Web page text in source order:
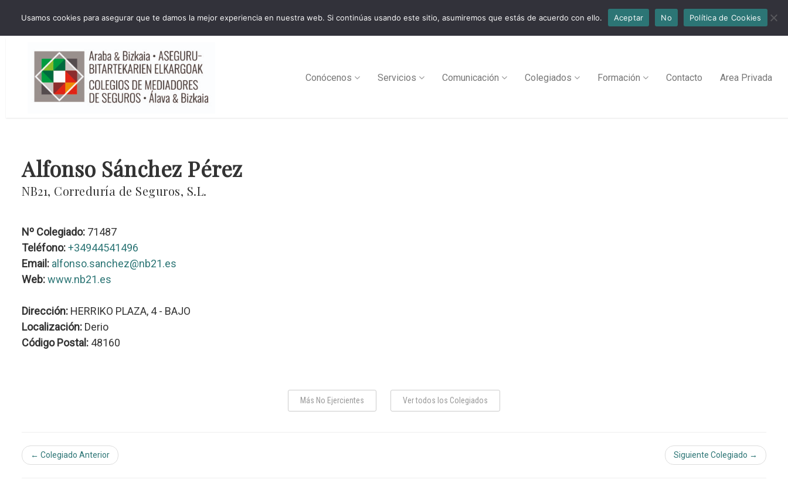
administracion@cmsab.eus 94.442.43.43 Móvil y Whatsapp 688.889.170
Conócenos Servicios Comunicación Colegiados Formación Contacto Area Privada
Alfonso Sánchez Pérez
NB21, Correduría de Seguros, S.L.
Nº Colegiado: 71487
Teléfono:+34944541496
Email: alfonso.sanchez@nb21.es
Web:www.nb21.es
Dirección: HERRIKO PLAZA, 4 - BAJO
Localización: Derio
Código Postal: 48160
Más No Ejercientes Ver todos los Colegiados
← Colegiado Anterior Siguiente Colegiado →
Usamos cookies para asegurar que te damos la mejor experiencia en nuestra web. Si continúas usando este sitio, asumiremos que estás de acuerdo con ello. Aceptar No Política de Cookies